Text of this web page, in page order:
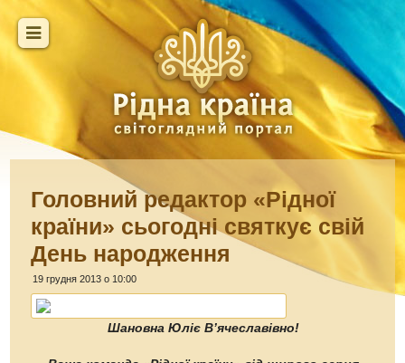
Головний редактор «Рідної
країни» сьогодні святкує свій
День народження
19 грудня 2013 о 10:00
Шановна Юліє В’ячеславівно!